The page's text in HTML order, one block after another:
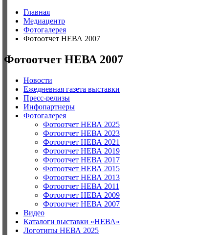
Главная
Медиацентр
Фотогалерея
Фотоотчет НЕВА 2007
Фотоотчет НЕВА 2007
Новости
Ежедневная газета выставки
Пресс-релизы
Инфопартнеры
Фотогалерея
Фотоотчет НЕВА 2025
Фотоотчет НЕВА 2023
Фотоотчет НЕВА 2021
Фотоотчет НЕВА 2019
Фотоотчет НЕВА 2017
Фотоотчет НЕВА 2015
Фотоотчет НЕВА 2013
Фотоотчет НЕВА 2011
Фотоотчет НЕВА 2009
Фотоотчет НЕВА 2007
Видео
Каталоги выставки «НЕВА»
Логотипы НЕВА 2025